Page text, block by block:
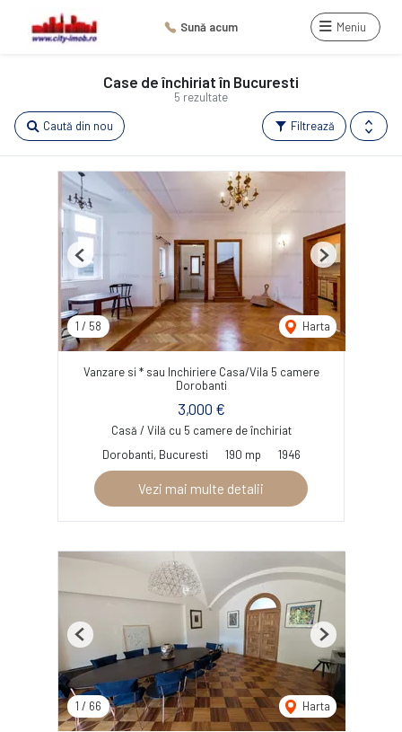
Sună acum Meniu
5 rezultate
Case de închiriat în Bucuresti
Filtrează
Caută din nou
1 / 58 Harta
Previous Next
Vanzare si * sau Inchiriere Casa/Vila 5 camere
Dorobanti
3,000 €
Casă / Vilă cu 5 camere de închiriat
Dorobanti, Bucuresti
190 mp 1946
Vezi mai multe detalii
1 / 66 Harta
Previous Next